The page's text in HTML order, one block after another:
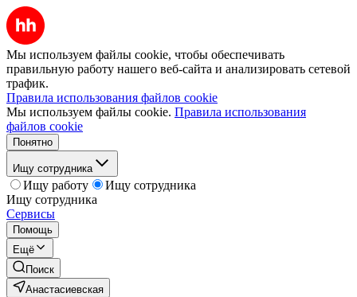
Мы используем файлы cookie, чтобы обеспечивать
правильную работу нашего веб-сайта и анализировать сетевой
трафик.
Правила использования файлов cookie
Мы используем файлы cookie. Правила использования
файлов cookie
Понятно
Ищу сотрудника
Ищу работу
Ищу сотрудника
Ищу сотрудника
Сервисы
Помощь
Ещё
Поиск
Анастасиевская